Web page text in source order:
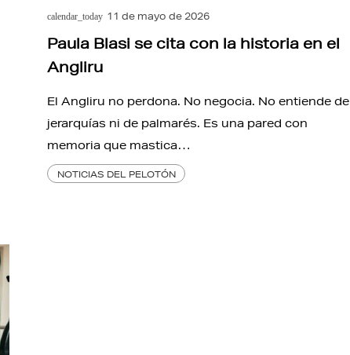
calendar_today 11 de mayo de 2026
Paula Blasi se cita con la historia en el
Angliru
El Angliru no perdona. No negocia. No entiende de
jerarquías ni de palmarés. Es una pared con
memoria que mastica…
NOTICIAS DEL PELOTÓN